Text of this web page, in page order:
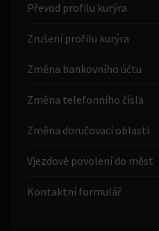
Převod profilu kurýra
Zrušení profilu kurýra
Změna bankovního účtu
Změna telefonního čísla
Změna doručovací oblasti
Vjezdové povolení do měst
Kontaktní formulář